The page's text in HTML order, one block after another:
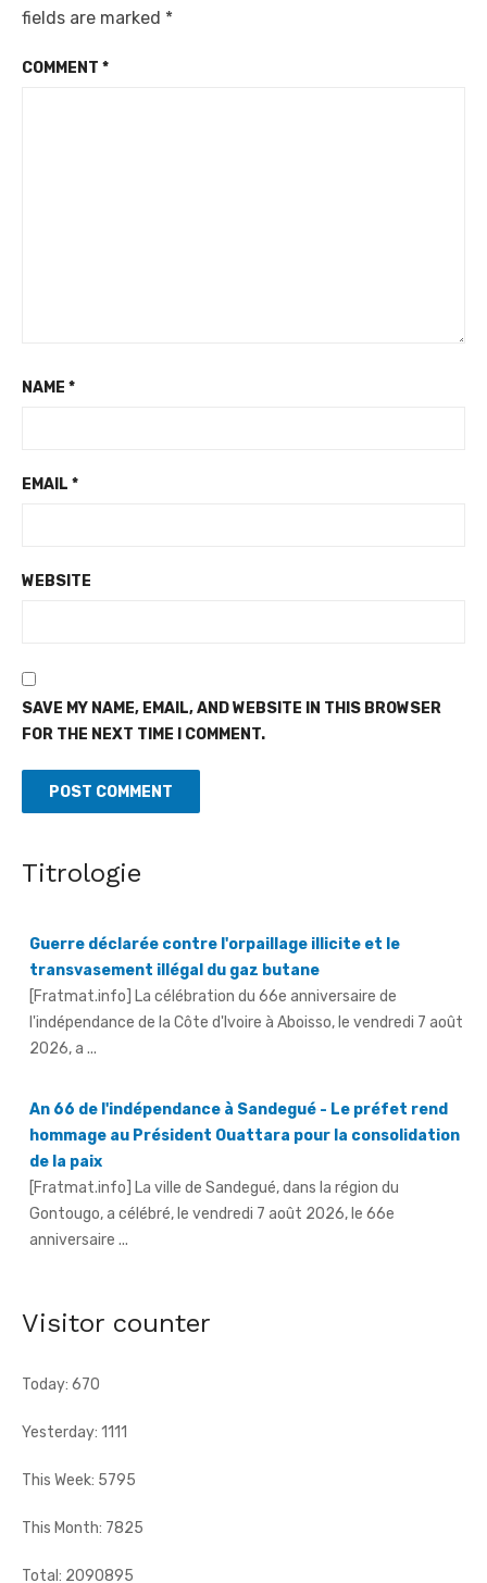
fields are marked *
COMMENT *
NAME *
EMAIL *
WEBSITE
SAVE MY NAME, EMAIL, AND WEBSITE IN THIS BROWSER
FOR THE NEXT TIME I COMMENT.
Titrologie
[Fratmat.info] La célébration du 66e anniversaire de
l'indépendance de la Côte d'Ivoire à Aboisso, le vendredi 7 août
2026, a ...
de la paix
[Fratmat.info] La ville de Sandegué, dans la région du
Gontougo, a célébré, le vendredi 7 août 2026, le 66e
anniversaire ...
66e anniversaire de l'indépendance à Tougbo - Le
anniversaire de l'indépendance de la Côte d'Ivoire, le sous-
Visitor counter
Today: 670
Yesterday: 1111
This Week: 5795
This Month: 7825
Total: 2090895